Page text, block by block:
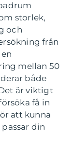
storlek,
och
från
mellan 50
både
är viktigt
få in
att kunna
din